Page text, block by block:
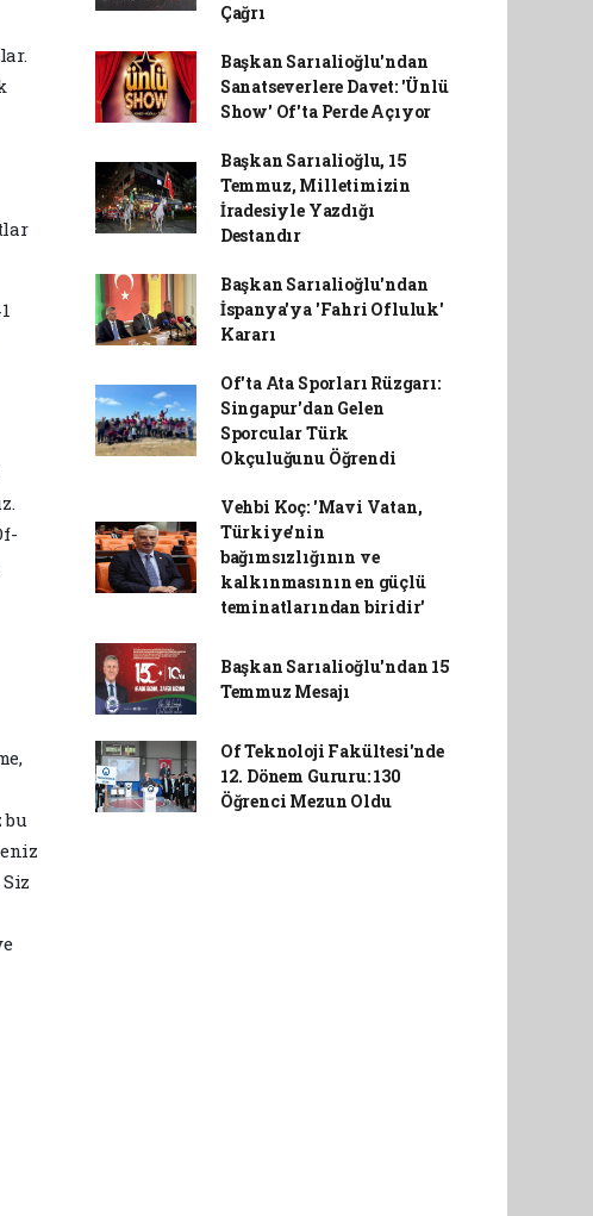
bu
Çağrı
Başkan Sarıalioğlu'ndan
Sanatseverlere Davet: 'Ünlü
Show' Of'ta Perde Açıyor
Başkan Sarıalioğlu, 15
Temmuz, Milletimizin
İradesiyle Yazdığı
Destandır
Başkan Sarıalioğlu'ndan
İspanya'ya 'Fahri Ofluluk'
Kararı
Of'ta Ata Sporları Rüzgarı:
Singapur'dan Gelen
Sporcular Türk
Okçuluğunu Öğrendi
Vehbi Koç: 'Mavi Vatan,
Türkiye'nin
bağımsızlığının ve
kalkınmasının en güçlü
teminatlarından biridir'
Başkan Sarıalioğlu'ndan 15
Temmuz Mesajı
Of Teknoloji Fakültesi'nde
12. Dönem Gururu: 130
Öğrenci Mezun Oldu